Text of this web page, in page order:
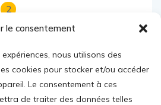
le consentement
nous utilisons des
cookies pour stocker et/ou accéder
Le consentement à ces
de traiter des données telles
2
78